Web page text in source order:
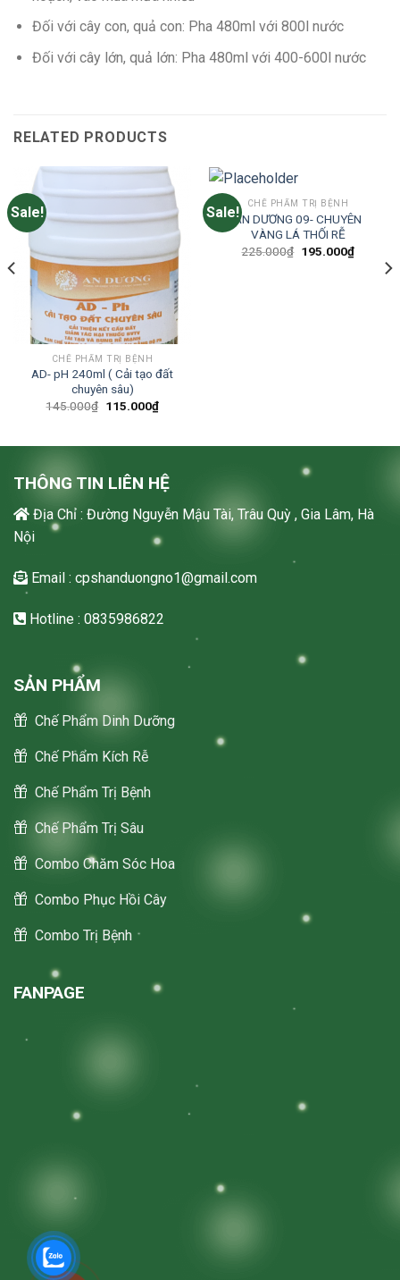
Đối với cây con, quả con: Pha 480ml với 800l nước
Đối với cây lớn, quả lớn: Pha 480ml với 400-600l nước
RELATED PRODUCTS
Sale!
CHẾ PHẨM TRỊ BỆNH
AD- pH 240ml ( Cải tạo đất
chuyên sâu)
145.000₫ Original
115.000₫Current
price
Sale! CHẾ PHẨM TRỊ BỆNH
AN DƯƠNG 09- CHUYÊN
VÀNG LÁ THỐI RỄ
225.000₫ Original
195.000₫Current
price
THÔNG TIN LIÊN HỆ
Địa Chỉ : Đường Nguyễn Mậu Tài, Trâu Quỳ , Gia Lâm, Hà
Nội
Email : cpshanduongno1@gmail.com
Hotline : 0835986822
SẢN PHẨM
Chế Phẩm Dinh Dưỡng
Chế Phẩm Kích Rễ
Chế Phẩm Trị Bệnh
Chế Phẩm Trị Sâu
Combo Chăm Sóc Hoa
Combo Phục Hồi Cây
Combo Trị Bệnh
FANPAGE